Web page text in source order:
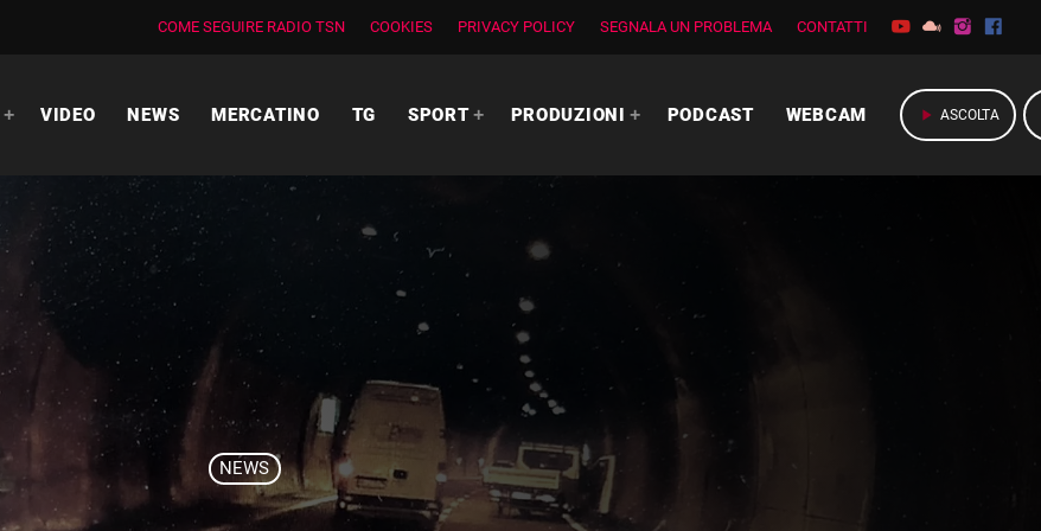
COME SEGUIRE RADIO TSN COOKIES PRIVACY POLICY SEGNALA UN PROBLEMA CONTATTI
VIDEO NEWS MERCATINO TG SPORT PRODUZIONI PODCAST WEBCAM play_arrow ASCOLTA
NEWS